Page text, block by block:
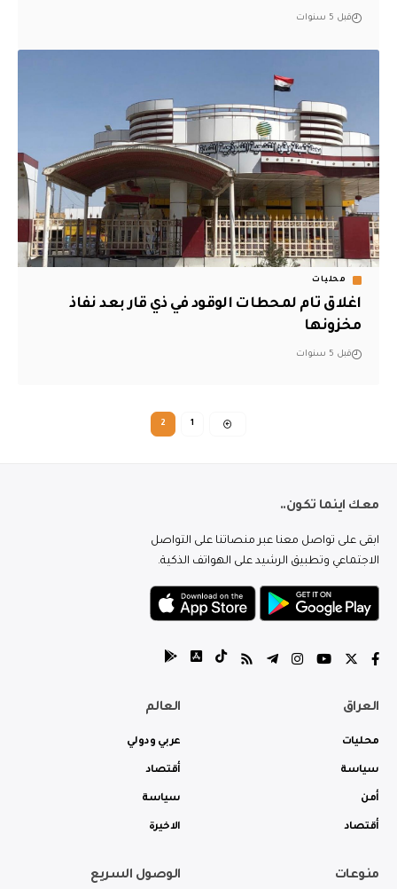
قبل 5 سنوات
محليات
اغلاق تام لمحطات الوقود في ذي قار بعد نفاذ
مخزونها
قبل 5 سنوات
1
2
معك اينما تكون..
ابقى على تواصل معنا عبر منصاتنا على التواصل
الاجتماعي وتطبيق الرشيد على الهواتف الذكية.
العراق
محليات
سياسة
أمن
أقتصاد
العالم
عربي ودولي
أقتصاد
سياسة
الاخيرة
منوعات الوصول السريع